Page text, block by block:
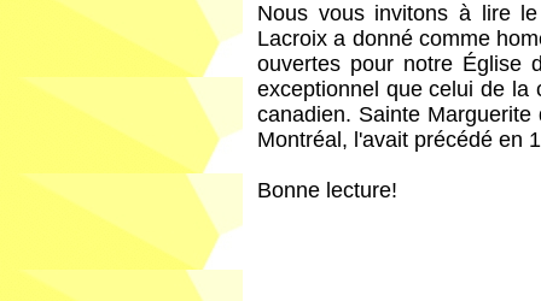
Nous vous invitons à lire
Lacroix a donné comme
ouvertes pour notre Église
exceptionnel que celui de la
canadien. Sainte
Montréal, l'avait précédé en
Bonne lecture!